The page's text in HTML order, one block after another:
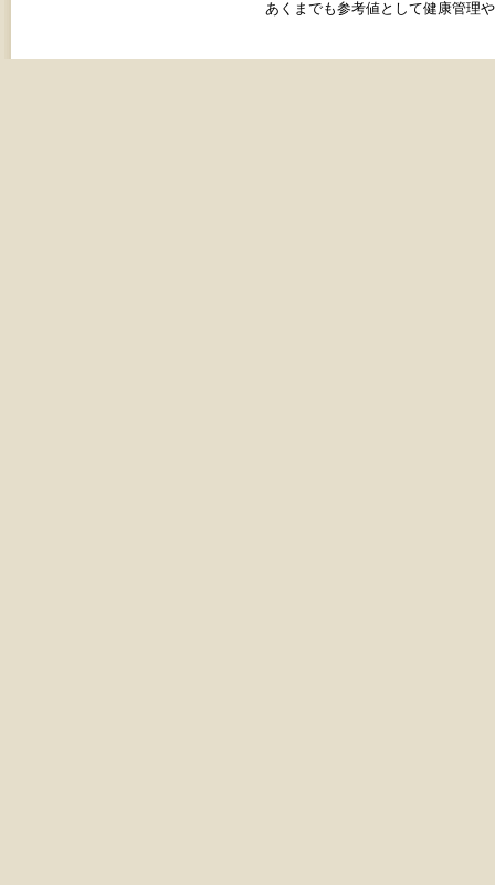
あくまでも参考値として健康管理